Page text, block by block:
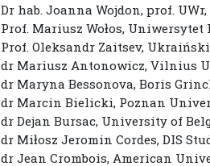
Dr hab. Joanna Wojdon, prof.
Prof. Mariusz Wołos,
Prof. Oleksandr Zaitsev,
dr Mariusz Antonowicz, Vilnius
dr Maryna Bessonova, Boris
dr Marcin Bielicki, Poznan
dr Dejan Bursac, University of
dr Miłosz Jeromin Cordes, DIS
dr Jean Crombois, American